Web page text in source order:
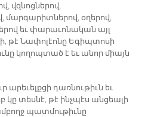
վզնոցներով,
օղերով,
եւ փարաւոնական այլ
թէ Նափոլէոնը Եգիպտոսի
կողոպտած է եւ անոր միայն
արեւելքցի դառնութիւն եւ
կը տեսնէ, թէ ինչպէս անցեալի
պատմութիւնը